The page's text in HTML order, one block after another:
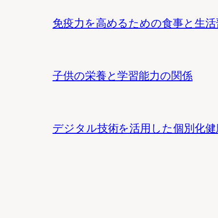
免疫力を高めるための食事と生
子供の栄養と学習能力の関係
デジタル技術を活用した個別化健